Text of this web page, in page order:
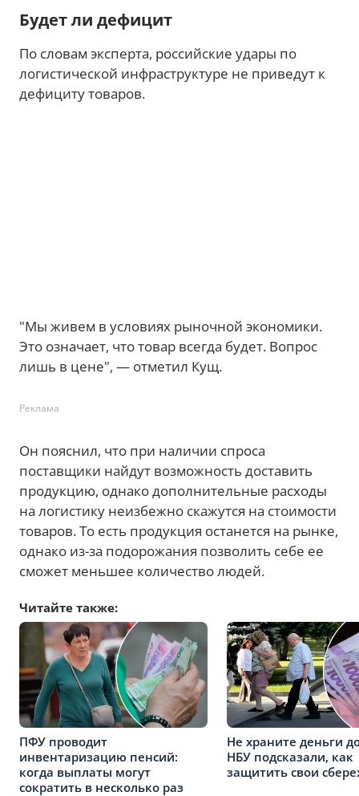
Будет ли дефицит
По словам эксперта, российские удары по
логистической инфраструктуре не приведут к
дефициту товаров.
"Мы живем в условиях рыночной экономики.
Это означает, что товар всегда будет. Вопрос
лишь в цене", — отметил Кущ.
Реклама
Он пояснил, что при наличии спроса
поставщики найдут возможность доставить
продукцию, однако дополнительные расходы
на логистику неизбежно скажутся на стоимости
товаров. То есть продукция останется на рынке,
однако из-за подорожания позволить себе ее
сможет меньшее количество людей.
Читайте также:
ПФУ проводит
инвентаризацию пенсий:
когда выплаты могут
сократить в несколько раз
Не храните деньги
НБУ подсказали, как
защитить свои